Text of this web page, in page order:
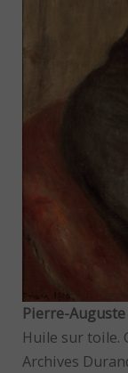
Pierre-
Huile sur toile.
Archives